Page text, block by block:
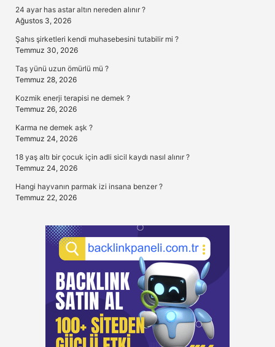
24 ayar has astar altın nereden alınır ?
Ağustos 3, 2026
Şahıs şirketleri kendi muhasebesini tutabilir mi ?
Temmuz 30, 2026
Taş yünü uzun ömürlü mü ?
Temmuz 28, 2026
Kozmik enerji terapisi ne demek ?
Temmuz 26, 2026
Karma ne demek aşk ?
Temmuz 24, 2026
18 yaş altı bir çocuk için adli sicil kaydı nasıl alınır ?
Temmuz 24, 2026
Hangi hayvanın parmak izi insana benzer ?
Temmuz 22, 2026